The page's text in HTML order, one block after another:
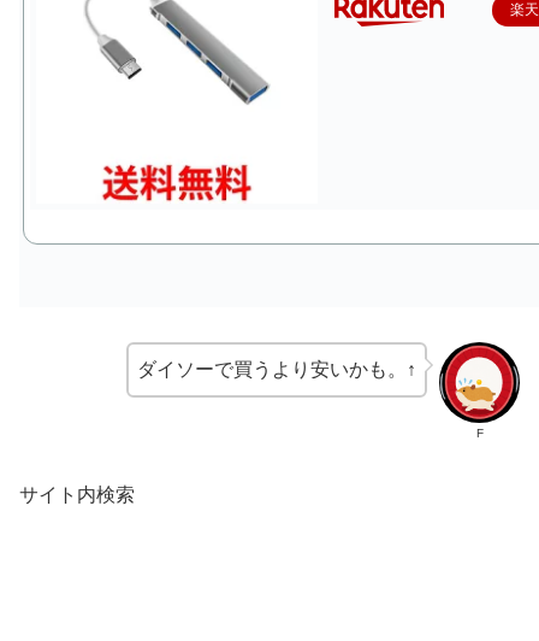
楽
F
ダイソーで買うより安いかも。↑
サイト内検索